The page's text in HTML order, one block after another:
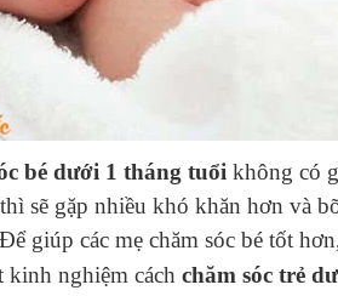
bé dưới 1 tháng tuổi không có
sẽ gặp nhiều khó khăn hơn và
giúp các mẹ chăm sóc bé tốt
kinh nghiệm cách chăm sóc trẻ